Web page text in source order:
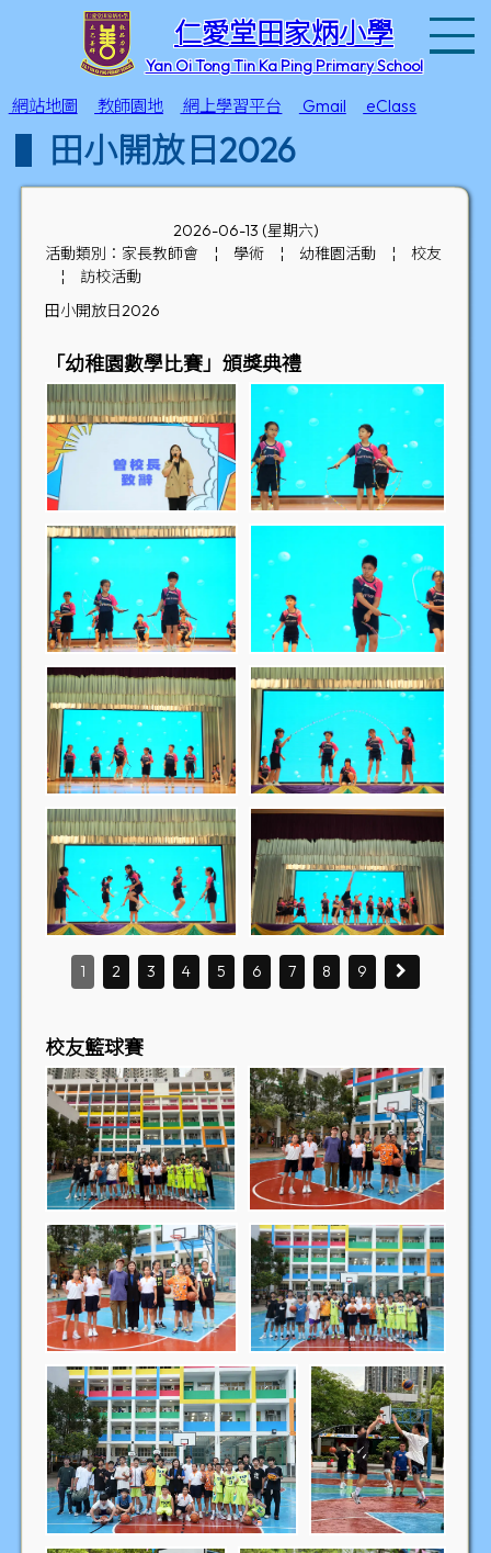
仁愛堂田家炳小學
Yan Oi Tong Tin Ka Ping Primary School
網站地圖 教師園地 網上學習平台 Gmail eClass
田小開放日2026
2026-06-13 (星期六)
活動類別：家長教師會
¦ 學術 ¦ 幼稚園活動 ¦
校友
¦
訪校活動
田小開放日2026
「幼稚園數學比賽」頒獎典禮
1 2 3 4 5 6 7 8 9
校友籃球賽